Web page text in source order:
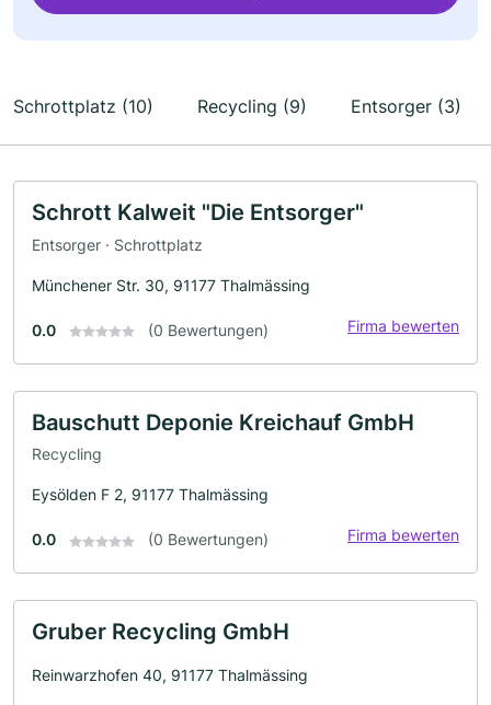
Schrottplatz (10) Recycling (9) Entsorger (3)
Schrott Kalweit "Die Entsorger"
Entsorger · Schrottplatz
Münchener Str. 30, 91177 Thalmässing
0.0 (0 Bewertungen) Firma bewerten
Bauschutt Deponie Kreichauf GmbH
Recycling
Eysölden F 2, 91177 Thalmässing
0.0 (0 Bewertungen) Firma bewerten
Gruber Recycling GmbH
Reinwarzhofen 40, 91177 Thalmässing